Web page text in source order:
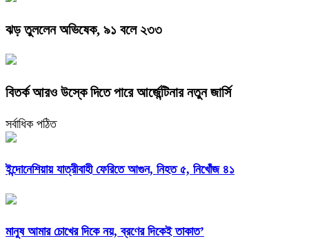
ঝড় তুললেন অভিষেক, ৯১ বলে ২৩৩
বিতর্ক আরও উস্কে দিতে পারে আর্জেন্টিনার নতুন জার্সি
সর্বাধিক পঠিত
ইন্দোনেশিয়ায় যাত্রীবাহী ফেরিতে আগুন, নিহত ৫, নিখোঁজ ৪১
মানুষ আমার চোখের দিকে নয়, ব্রণের দিকেই তাকাত’